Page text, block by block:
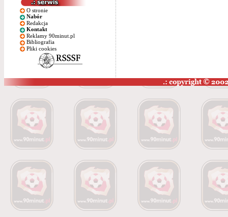
O stronie
Nabór
Redakcja
Kontakt
Reklamy 90minut.pl
Bibliografia
Pliki cookies